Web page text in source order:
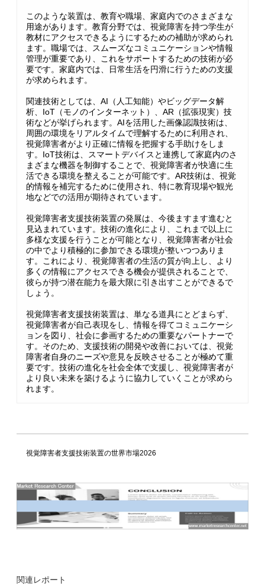
このような装置は、教育や職場、家庭内でのさまざまな
用途があります。教育分野では、視覚障害を持つ学生が
教材にアクセスできるようにするための補助が求められ
ます。職場では、スムーズなコミュニケーションや情報
管理が重要であり、これをサポートするための技術が必
要です。家庭内では、日常生活を円滑に行うための支援
が求められます。
関連技術としては、AI（人工知能）やビッグデータ解
析、IoT（モノのインターネット）、AR（拡張現実）技
術などが挙げられます。AIを活用した画像認識技術は、
周囲の環境をリアルタイムで理解するために利用され、
視覚障害者がより正確に情報を把握する手助けをしま
す。IoT技術は、スマートデバイスと連携して家庭内のさ
まざまな機器を制御することで、視覚障害者が快適に生
活できる環境を整えることが可能です。AR技術は、視覚
的情報を補完するために使用され、特に教育現場や観光
地などでの活用が期待されています。
視覚障害者支援技術装置の発展は、今後ますます進むと
見込まれています。技術の進化により、これまで以上に
多様な支援を行うことが可能となり、視覚障害者が社会
の中でより積極的に参加できる環境が整いつつありま
す。これにより、視覚障害者の生活の質が向上し、より
多くの情報にアクセスできる機会が提供されることで、
彼らが持つ潜在能力を最大限に引き出すことができるで
しょう。
視覚障害者支援技術装置は、単なる道具にとどまらず、
視覚障害者が自己表現をし、情報を得てコミュニケーシ
ョンを図り、社会に参画するための重要なパートナーで
す。そのため、支援技術の開発や改善においては、視覚
障害者自身のニーズや意見を反映させることが極めて重
要です。技術の進化を社会全体で支援し、視覚障害者が
より良い未来を築けるように協力していくことが求めら
れます。
視覚障害者支援技術装置の世界市場2026
関連レポート